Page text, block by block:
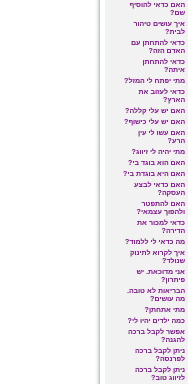
האם כדאי להוסיף
שם?
איך עושים טיהור
לבית?
כדאי להתחתן עם
האדם הזה?
כדאי להתחתן
איתה?
מתי יפתח לי המזל?
כדאי לעזוב את
הארץ?
האם יש עלי קללה?
האם יש עלי כישוף?
האם עשו לי עין
הרע?
מתי יהיה לי זיווג?
האם הוא בוגד בי?
האם היא בוגדת בי?
האם כדאי לבצע
העסקה?
האם להתפטר
ולהפוך עצמאי?
כדאי למכור את
הדירה?
מה כדאי לי ללמוד?
איך לקרוא לתינוק
שנולד?
אני מדוכאת. יש
פיתרון?
הבריאות לא טובה.
מה עושים?
מתי אתחתן?
כמה ילדים יהיו לי?
אפשר לקבל ברכה
להגנה?
ניתן לקבל ברכה
לפרנסה?
ניתן לקבל ברכה
לזיווג טוב?